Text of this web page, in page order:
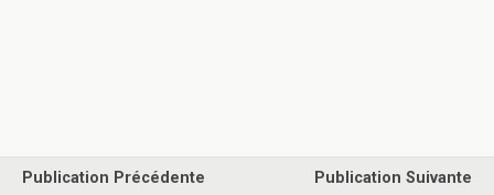
Publication Précédente
Publication Suivante